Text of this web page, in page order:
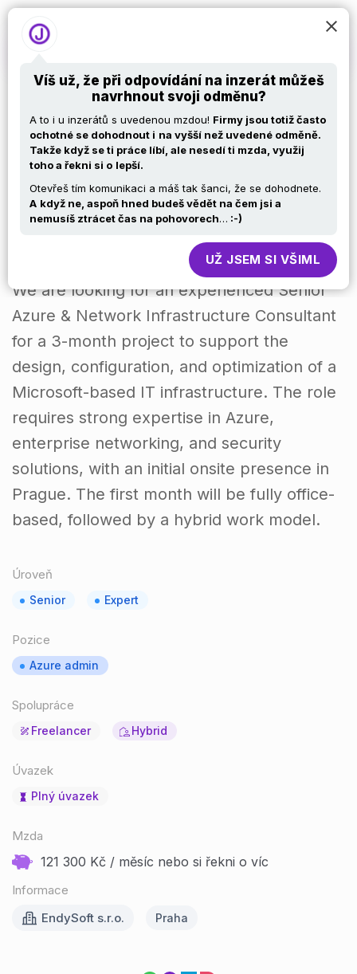
Senior Network
Engineer with
Azure
We are looking for an experienced Senior
Azure & Network Infrastructure Consultant
for a 3-month project to support the
design, configuration, and optimization of a
Microsoft-based IT infrastructure. The role
requires strong expertise in Azure,
enterprise networking, and security
solutions, with an initial onsite presence in
Prague. The first month will be fully office-
based, followed by a hybrid work model.
Úroveň
Senior Expert
Pozice
Azure admin
Spolupráce
Freelancer Hybrid
Úvazek
Plný úvazek
Mzda
121 300 Kč / měsíc nebo si řekni o víc
Informace
EndySoft s.r.o.
Praha
Víš už, že při odpovídání na inzerát můžeš
navrhnout svoji odměnu?
A to i u inzerátů s uvedenou mzdou! Firmy jsou totiž často
ochotné se dohodnout i na vyšší než uvedené odměně.
Takže když se ti práce líbí, ale nesedí ti mzda, využij
toho a řekni si o lepší.
Otevřeš tím komunikaci a máš tak šanci, že se dohodnete.
A když ne, aspoň hned budeš vědět na čem jsi a
nemusíš ztrácet čas na pohovorech… :-)
UŽ JSEM SI VŠIML